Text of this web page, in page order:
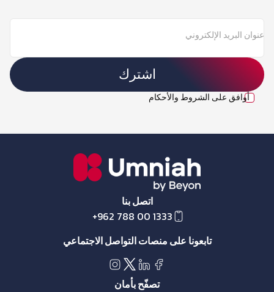
عنوان البريد الإلكتروني
اشترك
أوافق على الشروط والأحكام
اتصل بنا
+962 788 00 1333
تابعونا على منصات التواصل الاجتماعي
تصفّح بأمان